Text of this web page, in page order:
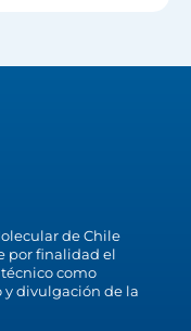
de Chile
por finalidad el
como
y divulgación de la